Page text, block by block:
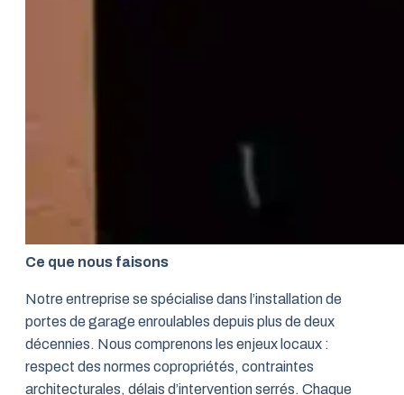
Ce que nous faisons
Notre entreprise se spécialise dans l’installation de
portes de garage enroulables depuis plus de deux
décennies. Nous comprenons les enjeux locaux :
respect des normes copropriétés, contraintes
architecturales, délais d’intervention serrés. Chaque